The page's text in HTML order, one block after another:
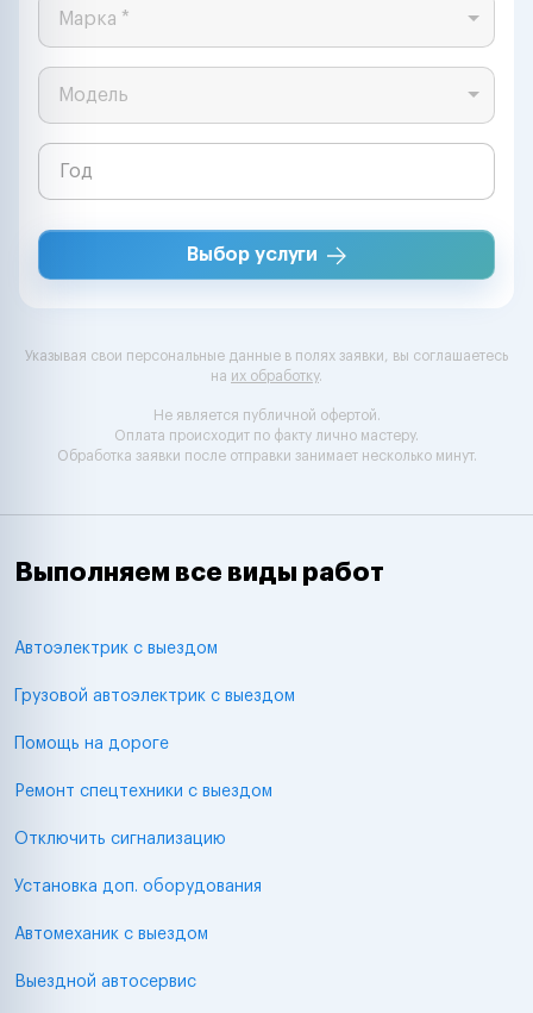
Марка *
Модель
Выбор услуги
Указывая свои персональные данные в полях заявки, вы соглашаетесь
на их обработку.
Не является публичной офертой.
Оплата происходит по факту лично мастеру.
Обработка заявки после отправки занимает несколько минут.
Выполняем все виды работ
Автоэлектрик с выездом
Грузовой автоэлектрик с выездом
Помощь на дороге
Ремонт спецтехники с выездом
Отключить сигнализацию
Установка доп. оборудования
Автомеханик с выездом
Выездной автосервис